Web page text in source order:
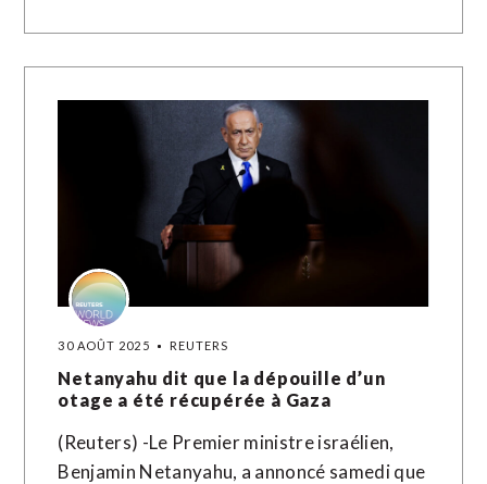
30 AOÛT 2025 REUTERS
Netanyahu dit que la dépouille d’un
otage a été récupérée à Gaza
(Reuters) -Le Premier ministre israélien,
Benjamin Netanyahu, a annoncé samedi que